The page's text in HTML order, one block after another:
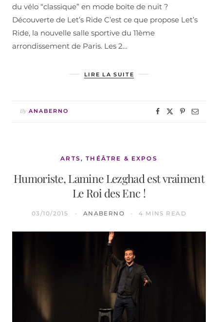
du vélo “classique” en mode boite de nuit ?
Découverte de Let’s Ride C’est ce que propose Let’s
Ride, la nouvelle salle sportive du 11ème
arrondissement de Paris. Les 2…
LIRE LA SUITE
By ANABERNO
ARTS, THÉÂTRE & EXPOS
Humoriste, Lamine Lezghad est vraiment
Le Roi des Enc !
03/10/2015 ANABERNO 4 MINS READ